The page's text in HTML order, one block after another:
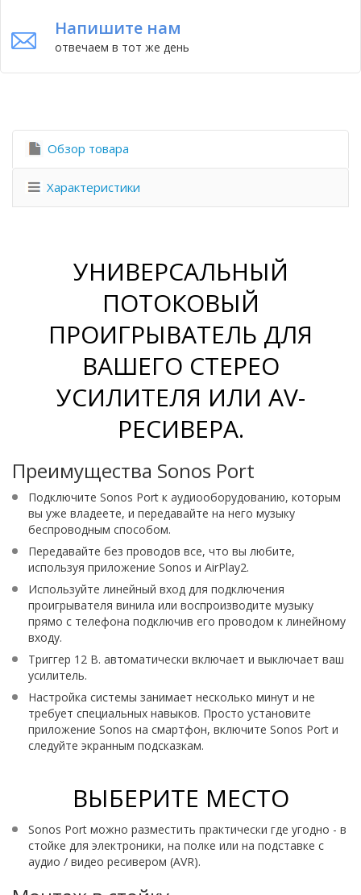
Напишите нам
отвечаем в тот же день
Обзор товара
Характеристики
УНИВЕРСАЛЬНЫЙ
ПОТОКОВЫЙ
ПРОИГРЫВАТЕЛЬ ДЛЯ
ВАШЕГО СТЕРЕО
УСИЛИТЕЛЯ ИЛИ AV-
РЕСИВЕРА.
Преимущества Sonos Port
Подключите Sonos Port к аудиооборудованию, которым
вы уже владеете, и передавайте на него музыку
беспроводным способом.
Передавайте без проводов все, что вы любите,
используя приложение Sonos и AirPlay2.
Используйте линейный вход для подключения
проигрывателя винила или воспроизводите музыку
прямо с телефона подключив его проводом к линейному
входу.
Триггер 12 В. автоматически включает и выключает ваш
усилитель.
Настройка системы занимает несколько минут и не
требует специальных навыков. Просто установите
приложение Sonos на смартфон, включите Sonos Port и
следуйте экранным подсказкам.
ВЫБЕРИТЕ МЕСТО
Sonos Port можно разместить практически где угодно - в
стойке для электроники, на полке или на подставке с
аудио / видео ресивером (AVR).